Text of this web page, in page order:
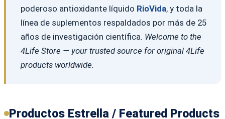
poderoso antioxidante líquido RioVida, y toda la
línea de suplementos respaldados por más de 25
años de investigación científica. Welcome to the
4Life Store — your trusted source for original 4Life
products worldwide.
Productos Estrella / Featured Products